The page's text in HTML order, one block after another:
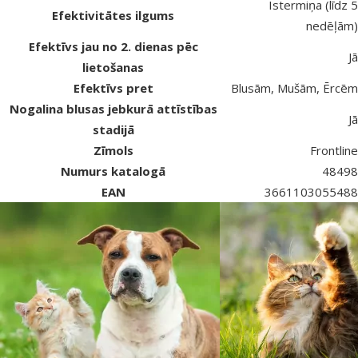
Efektivitātes ilgums
Īstermiņa (līdz 5
nedēļām)
Efektīvs jau no 2. dienas pēc
lietošanas
Jā
Efektīvs pret
Blusām, Mušām, Ērcēm
Nogalina blusas jebkurā attīstības
stadijā
Jā
Zīmols
Frontline
Numurs katalogā
48498
EAN
3661103055488